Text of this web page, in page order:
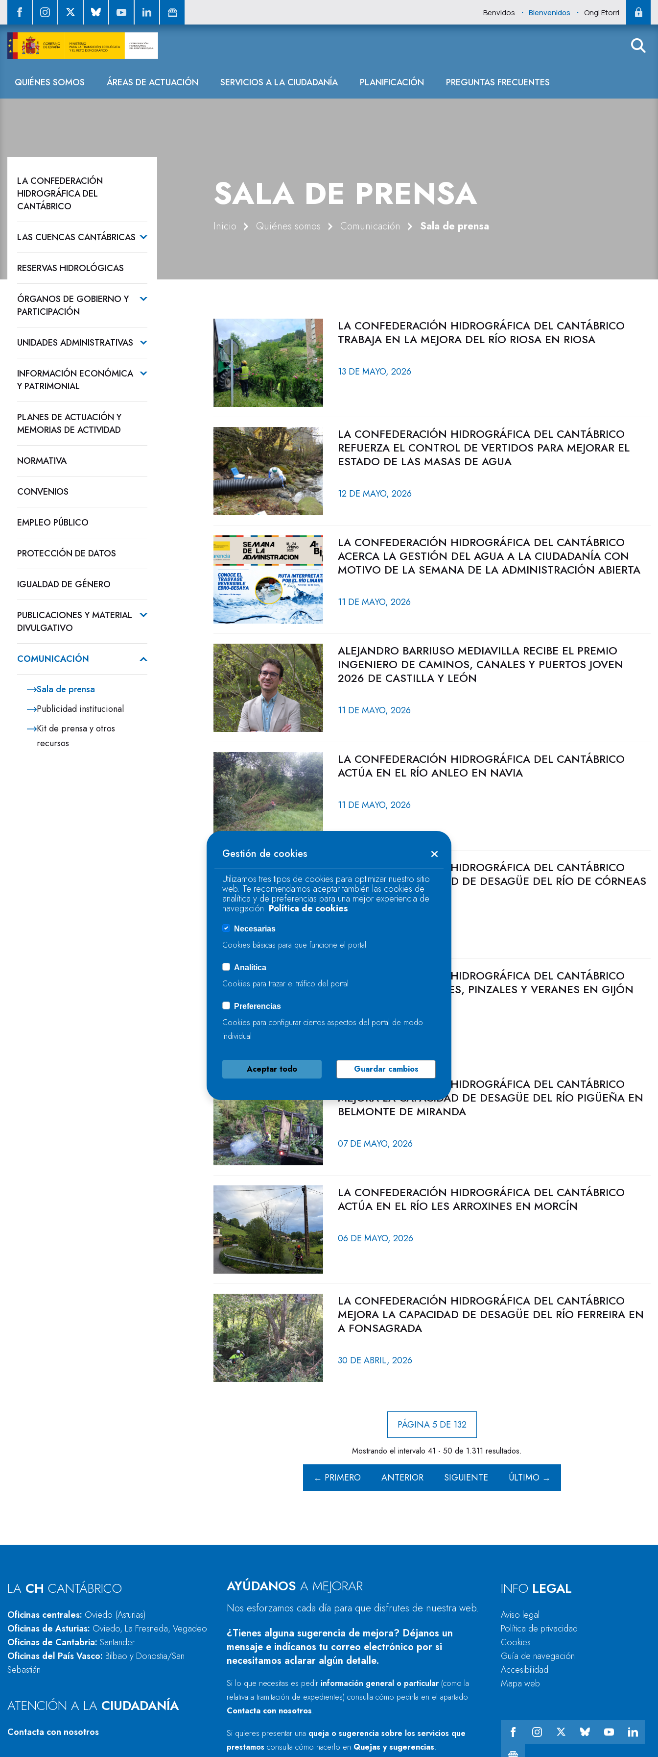
Benvidos . Bienvenidos . Ongi Etorri
Navegación
QUIÉNES SOMOS ÁREAS DE ACTUACIÓN SERVICIOS A LA CIUDADANÍA PLANIFICACIÓN PREGUNTAS FRECUENTES
Sala de prensa
SALA DE PRENSA
Inicio Quiénes somos Comunicación Sala de prensa
LA CONFEDERACIÓN
HIDROGRÁFICA DEL
CANTÁBRICO
LAS CUENCAS CANTÁBRICAS
RESERVAS HIDROLÓGICAS
ÓRGANOS DE GOBIERNO Y
PARTICIPACIÓN
UNIDADES ADMINISTRATIVAS
INFORMACIÓN ECONÓMICA
Y PATRIMONIAL
PLANES DE ACTUACIÓN Y
MEMORIAS DE ACTIVIDAD
NORMATIVA
CONVENIOS
EMPLEO PÚBLICO
PROTECCIÓN DE DATOS
IGUALDAD DE GÉNERO
PUBLICACIONES Y MATERIAL
DIVULGATIVO
COMUNICACIÓN
Sala de prensa
Publicidad institucional
Kit de prensa y otros
recursos
LA CONFEDERACIÓN HIDROGRÁFICA DEL CANTÁBRICO
TRABAJA EN LA MEJORA DEL RÍO RIOSA EN RIOSA
13 DE MAYO, 2026
LA CONFEDERACIÓN HIDROGRÁFICA DEL CANTÁBRICO
REFUERZA EL CONTROL DE VERTIDOS PARA MEJORAR EL
ESTADO DE LAS MASAS DE AGUA
12 DE MAYO, 2026
LA CONFEDERACIÓN HIDROGRÁFICA DEL CANTÁBRICO
ACERCA LA GESTIÓN DEL AGUA A LA CIUDADANÍA CON
MOTIVO DE LA SEMANA DE LA ADMINISTRACIÓN ABIERTA
11 DE MAYO, 2026
ALEJANDRO BARRIUSO MEDIAVILLA RECIBE EL PREMIO
INGENIERO DE CAMINOS, CANALES Y PUERTOS JOVEN
2026 DE CASTILLA Y LEÓN
11 DE MAYO, 2026
LA CONFEDERACIÓN HIDROGRÁFICA DEL CANTÁBRICO
ACTÚA EN EL RÍO ANLEO EN NAVIA
11 DE MAYO, 2026
LA CONFEDERACIÓN HIDROGRÁFICA DEL CANTÁBRICO
MEJORA LA CAPACIDAD DE DESAGÜE DEL RÍO DE CÓRNEAS
EN A FONSAGRADA
LA CONFEDERACIÓN HIDROGRÁFICA DEL CANTÁBRICO
MEJORA LOS RÍOS PILES, PINZALES Y VERANES EN GIJÓN
08 DE MAYO, 2026
LA CONFEDERACIÓN HIDROGRÁFICA DEL CANTÁBRICO
MEJORA LA CAPACIDAD DE DESAGÜE DEL RÍO PIGÜEÑA EN
BELMONTE DE MIRANDA
07 DE MAYO, 2026
LA CONFEDERACIÓN HIDROGRÁFICA DEL CANTÁBRICO
ACTÚA EN EL RÍO LES ARROXINES EN MORCÍN
06 DE MAYO, 2026
LA CONFEDERACIÓN HIDROGRÁFICA DEL CANTÁBRICO
MEJORA LA CAPACIDAD DE DESAGÜE DEL RÍO FERREIRA EN
A FONSAGRADA
30 DE ABRIL, 2026
PÁGINA 5 DE 132
Mostrando el intervalo 41 - 50 de 1.311 resultados.
← PRIMERO ANTERIOR SIGUIENTE ÚLTIMO →
LA CH CANTÁBRICO
Oficinas centrales: Oviedo (Asturias)
Oficinas de Asturias: Oviedo, La Fresneda, Vegadeo
Oficinas de Cantabria: Santander
Oficinas del País Vasco: Bilbao y Donostia/San
Sebastián
ATENCIÓN A LA CIUDADANÍA
Contacta con nosotros
AYÚDANOS A MEJORAR
Nos esforzamos cada día para que disfrutes de nuestra web.
¿Tienes alguna sugerencia de mejora? Déjanos un
mensaje e indícanos tu correo electrónico por si
necesitamos aclarar algún detalle.
Si lo que necesitas es pedir información general o particular (como la
relativa a tramitación de expedientes) consulta cómo pedirla en el apartado
Contacta con nosotros.
Si quieres presentar una queja o sugerencia sobre los servicios que
prestamos consulta cómo hacerlo en Quejas y sugerencias.
INFO LEGAL
Aviso legal
Política de privacidad
Cookies
Guía de navegación
Accesibilidad
Mapa web
Gestión de cookies
Utilizamos tres tipos de cookies para optimizar nuestro sitio
web. Te recomendamos aceptar también las cookies de
analítica y de preferencias para una mejor experiencia de
navegación. Política de cookies
Necesarias
Cookies básicas para que funcione el portal
Analítica
Cookies para trazar el tráfico del portal
Preferencias
Cookies para configurar ciertos aspectos del portal de modo
individual
Aceptar todo Guardar cambios